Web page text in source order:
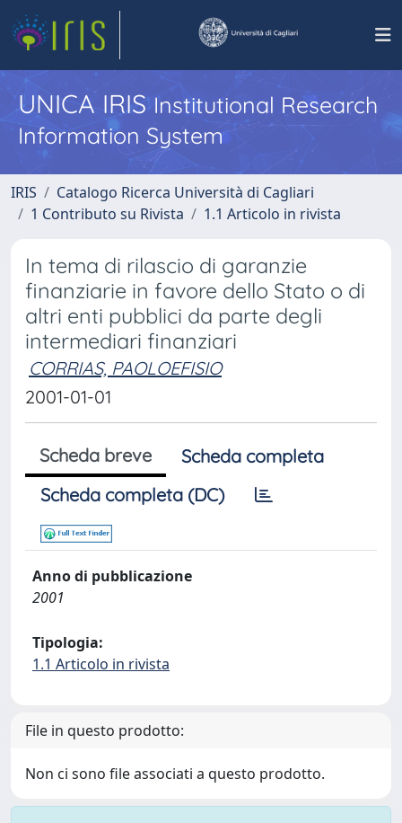
UNICA IRISInstitutional Research
Information System
IRIS
Catalogo Ricerca Università di Cagliari
1 Contributo su Rivista
1.1 Articolo in rivista
In tema di rilascio di garanzie
finanziarie in favore dello Stato o di
altri enti pubblici da parte degli
intermediari finanziari
CORRIAS, PAOLOEFISIO
2001-01-01
Scheda breve
Scheda completa
Scheda completa (DC)
Anno di pubblicazione
2001
Tipologia:
1.1 Articolo in rivista
File in questo prodotto:
Non ci sono file associati a questo prodotto.